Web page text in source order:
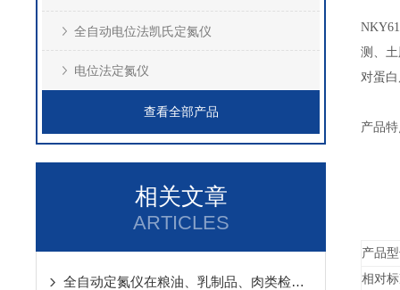
全自动电位法凯氏定氮仪
电位法定氮仪
查看全部产品
相关文章
ARTICLES
全自动定氮仪在粮油、乳制品、肉类检测中的实操应用方案
测、
对蛋
产品
产品
相对